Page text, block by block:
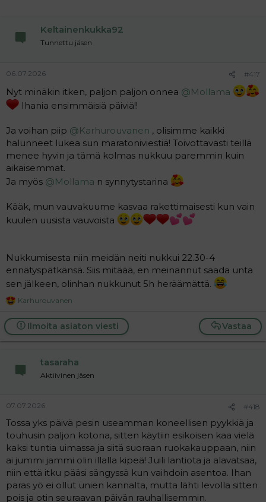
Keltainenkukka92
Tunnettu jäsen
06.07.2026 #417
Nyt minäkin itken, paljon paljon onnea @Mollama
Ihania ensimmäisiä päiviä!!
Ja voihan piip @Karhurouvanen , olisimme kaikki
halunneet lukea sun maratoniviestiä! Toivottavasti teillä
menee hyvin ja tämä kolmas nukkuu paremmin kuin
aikaisemmat.
Ja myös @Mollama n synnytystarina
Kääk, mun vauvakuume kasvaa rakettimaisesti kun vain
kuulen uusista vauvoista
Nukkumisesta niin meidän neiti nukkui 22.30-4
ennätyspätkänsä. Siis mitäää, en meinannut saada unta
sen jälkeen, olinhan nukkunut 5h heräämättä.
R
a
c
t
Karhurouvanen
Vastaa
Ilmoita asiaton viesti
tasaraha
Aktiivinen jäsen
07.07.2026 #418
Tossa yks päivä pesin useamman koneellisen pyykkiä ja
touhusin paljon kotona, sitten käytiin esikoisen kaa vielä
kaksi tuntia uimassa ja siitä suoraan ruokakauppaan, niin
ai jummi jammi olin illalla kipeä! Juili lantiota ja alavatsaa,
niin että itku pääsi sängyssä kun vaihdoin asentoa. Ihan
paras yö ei ollut unien kannalta, mutta lähti levolla sitten
pois ja otin seuraavan päivän rauhallisemmin.